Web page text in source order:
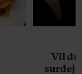
Vil du